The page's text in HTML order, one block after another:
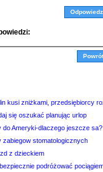
Odpowiedz
kusi zniżkami, przedsiębiorcy
się oszukać planując urlop
do Ameryki-dlaczego jeszcze sa?
zabiegow stomatologicznych
z dzieckiem
podróżować